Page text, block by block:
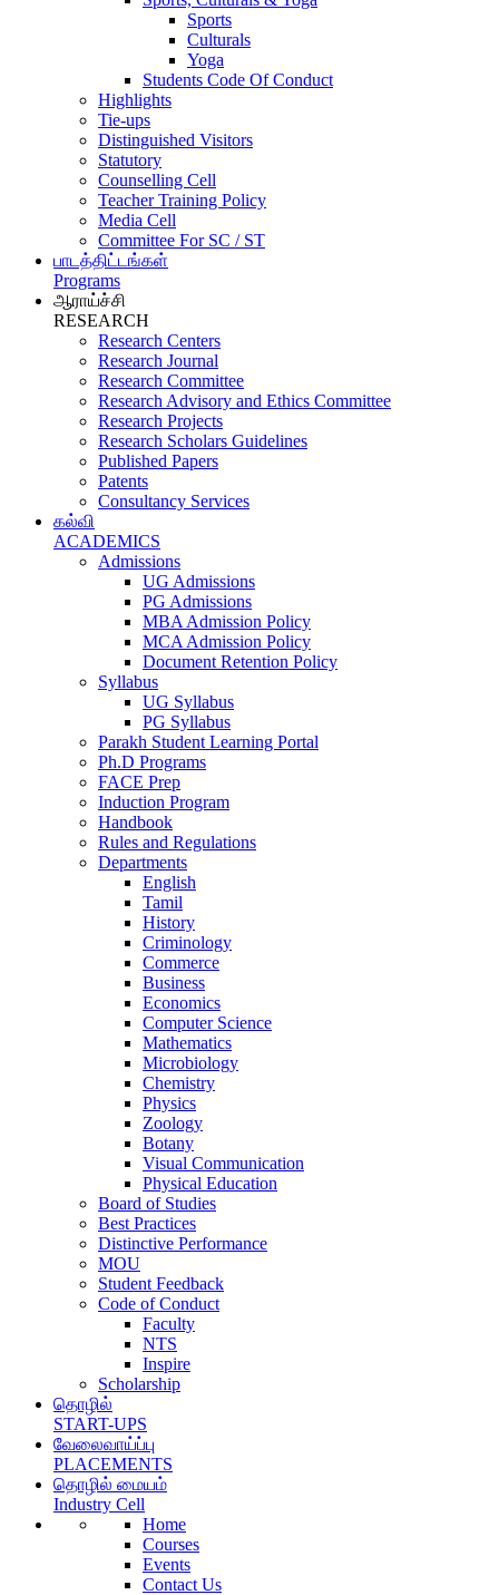
Sports
Culturals
Yoga
Students Code Of Conduct
Highlights
Tie-ups
Distinguished Visitors
Statutory
Counselling Cell
Teacher Training Policy
Media Cell
Committee For SC / ST
பாடத்திட்டங்கள்
Programs
ஆராய்ச்சி
RESEARCH
Research Centers
Research Journal
Research Committee
Research Advisory and Ethics Committee
Research Projects
Research Scholars Guidelines
Published Papers
Patents
Consultancy Services
கல்வி
ACADEMICS
Admissions
UG Admissions
PG Admissions
MBA Admission Policy
MCA Admission Policy
Document Retention Policy
Syllabus
UG Syllabus
PG Syllabus
Parakh Student Learning Portal
Ph.D Programs
FACE Prep
Induction Program
Handbook
Rules and Regulations
Departments
English
Tamil
History
Criminology
Commerce
Business
Economics
Computer Science
Mathematics
Microbiology
Chemistry
Physics
Zoology
Botany
Visual Communication
Physical Education
Board of Studies
Best Practices
Distinctive Performance
MOU
Student Feedback
Code of Conduct
Faculty
NTS
Inspire
Scholarship
தொழில்
START-UPS
வேலைவாய்ப்பு
PLACEMENTS
தொழில் மையம்
Industry Cell
Home
Courses
Events
Contact Us